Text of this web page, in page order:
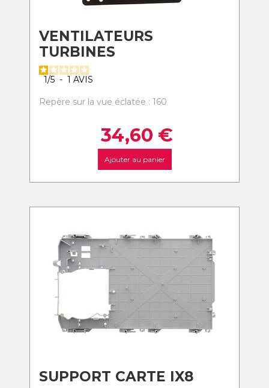
VENTILATEURS
TURBINES
1/5 - 1 AVIS
Repère sur la vue éclatée : 160
34,60 €
Ajouter au panier
SUPPORT CARTE IX8